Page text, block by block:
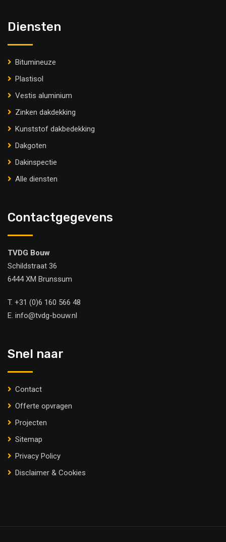
Diensten
Bitumineuze
Plastisol
Vestis aluminium
Zinken dakdekking
Kunststof dakbedekking
Dakgoten
Dakinspectie
Alle diensten
Contactgegevens
TVDG Bouw
Schildstraat 36
6444 XM Brunssum
T. +31 (0)6 160 566 48
E. info@tvdg-bouw.nl
Snel naar
Contact
Offerte opvragen
Projecten
Sitemap
Privacy Policy
Disclaimer & Cookies